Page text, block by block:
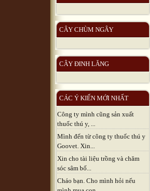
CÂY CHÙM NGÂY
CÂY ĐINH LĂNG
CÁC Ý KIẾN MỚI NHẤT
Công ty mình cũng sản xuất
thuốc thú y, ...
Mình đến từ công ty thuốc thú y
Goovet. Xin...
Xin cho tài liệu trồng và chăm
sóc sâm bố...
Cháo bạn. Cho mình hỏi nếu